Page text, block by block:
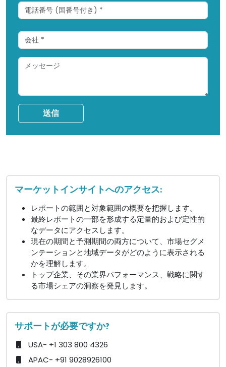
送信
マーケットインサイトへのアクセス:
レポートの範囲と対象範囲の概要を把握します。
最終レポートの一部を形成する定量的および定性的
なデータにアクセスします。
現在の期間と予測期間の両方について、市場セグメ
ンテーションと地域データがどのように表示される
かを理解します。
トップ企業、その業界パフォーマンス、戦略に関す
る市場シェアの洞察を発見します。
サポートが必要ですか?
USA- +1 303 800 4326
APAC- +91 9028926100